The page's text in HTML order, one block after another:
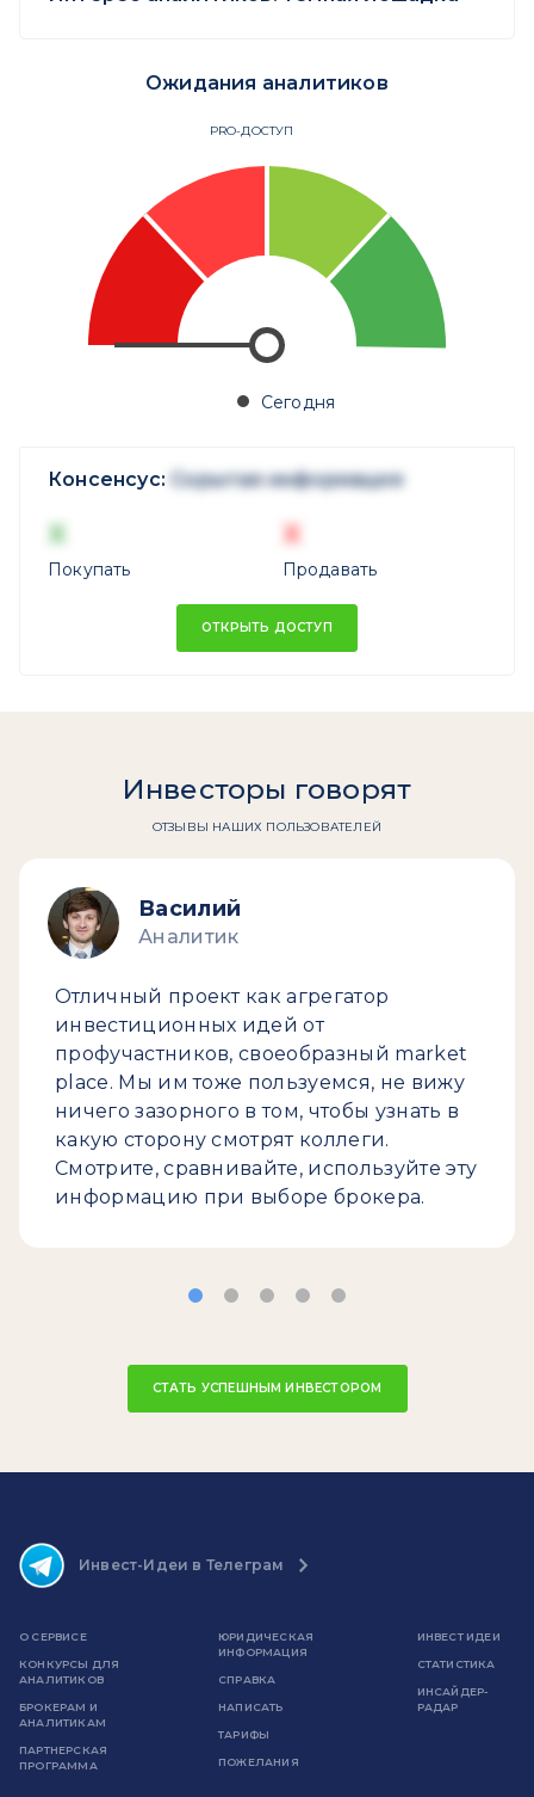
Ожидания аналитиков
PRO-ДОСТУП
Сегодня
Консенсус: Скрытая информация
X
Покупать
X
Продавать
ОТКРЫТЬ ДОСТУП
Инвесторы говорят
ОТЗЫВЫ НАШИХ ПОЛЬЗОВАТЕЛЕЙ
Василий
Аналитик
Отличный проект как агрегатор
инвестиционных идей от
профучастников, своеобразный market
place. Мы им тоже пользуемся, не вижу
ничего зазорного в том, чтобы узнать в
какую сторону смотрят коллеги.
Смотрите, сравнивайте, используйте эту
информацию при выборе брокера.
СТАТЬ УСПЕШНЫМ ИНВЕСТОРОМ
Инвест-Идеи в Телеграм
О СЕРВИСЕ
КОНКУРСЫ ДЛЯ
АНАЛИТИКОВ
БРОКЕРАМ И
АНАЛИТИКАМ
ПАРТНЕРСКАЯ
ПРОГРАММА
ЮРИДИЧЕСКАЯ
ИНФОРМАЦИЯ
СПРАВКА
НАПИСАТЬ
ТАРИФЫ
ПОЖЕЛАНИЯ
ИНВЕСТ ИДЕИ
СТАТИСТИКА
ИНСАЙДЕР-
РАДАР